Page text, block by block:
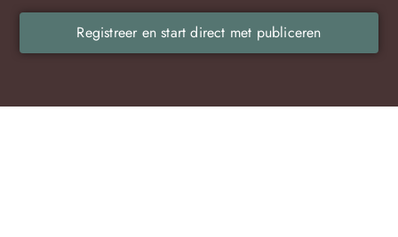
Registreer en start direct met publiceren